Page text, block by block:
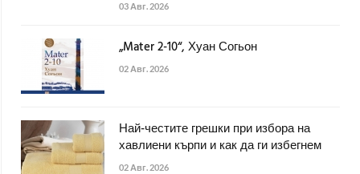
03 Авг. 2026
„Mater 2-10“, Хуан Согьон
02 Авг. 2026
Най-честите грешки при избора на
хавлиени кърпи и как да ги избегнем
02 Авг. 2026